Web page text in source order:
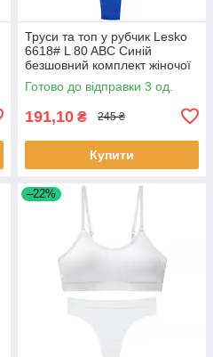
Труси та топ у рубчик Lesko
6618# L 80 ABC Синій
безшовний комплект жіночої
білизни 3 шт.
Готово до відправки 3 од.
191,10 ₴ 245 ₴
Купити
–22%